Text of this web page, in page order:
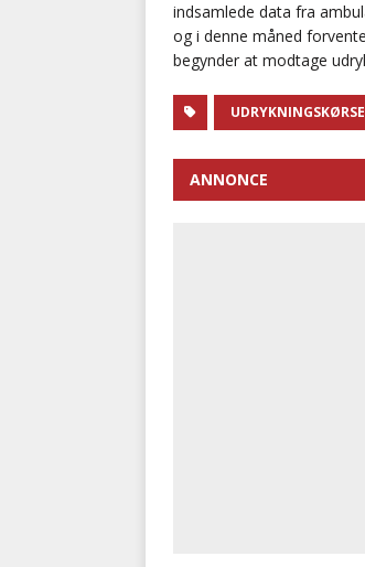
indsamlede data fra
og i denne måned
begynder at modtage
ANNONCE